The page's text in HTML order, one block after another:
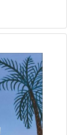
Baan, ds.